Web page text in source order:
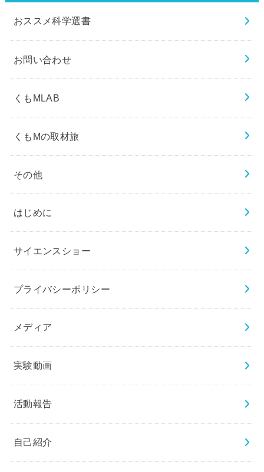
おススメ科学選書
お問い合わせ
くもMLAB
くもMの取材旅
その他
はじめに
サイエンスショー
プライバシーポリシー
メディア
実験動画
活動報告
自己紹介